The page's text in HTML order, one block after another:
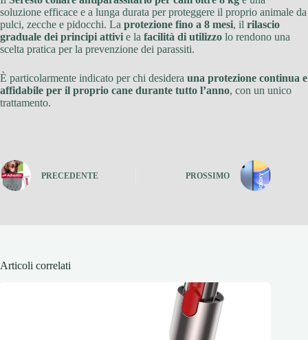
soluzione efficace e a lunga durata per proteggere il proprio animale da
pulci, zecche e pidocchi. La protezione fino a 8 mesi, il rilascio
graduale dei principi attivi e la facilità di utilizzo lo rendono una
scelta pratica per la prevenzione dei parassiti.
È particolarmente indicato per chi desidera una protezione continua e
affidabile per il proprio cane durante tutto l’anno, con un unico
trattamento.
PRECEDENTE PROSSIMO
Articoli correlati